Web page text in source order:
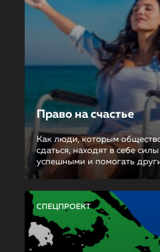
Право на счастье
Как люди, которым
сдаться, находят в себе
успешными и помогать
СПЕЦПРОЕКТ